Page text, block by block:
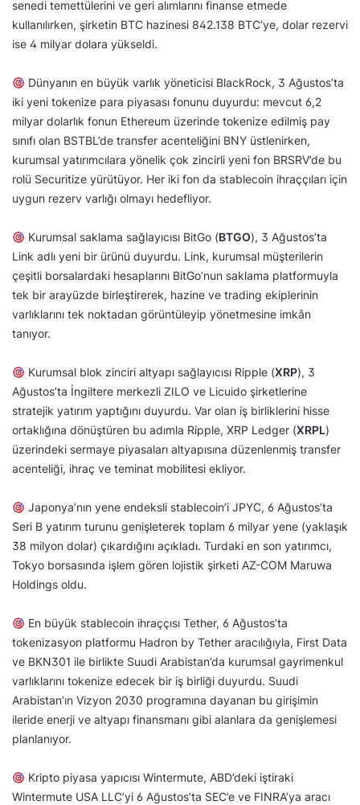
senedi temettülerini ve geri alımlarını finanse etmede
kullanılırken, şirketin BTC hazinesi 842.138 BTC’ye, dolar rezervi
ise 4 milyar dolara yükseldi.
Dünyanın en büyük varlık yöneticisi BlackRock, 3 Ağustos’ta
iki yeni tokenize para piyasası fonunu duyurdu: mevcut 6,2
milyar dolarlık fonun Ethereum üzerinde tokenize edilmiş pay
sınıfı olan BSTBL’de transfer acenteliğini BNY üstlenirken,
kurumsal yatırımcılara yönelik çok zincirli yeni fon BRSRV’de bu
rolü Securitize yürütüyor. Her iki fon da stablecoin ihraççıları için
uygun rezerv varlığı olmayı hedefliyor.
Kurumsal saklama sağlayıcısı BitGo (BTGO), 3 Ağustos’ta
Link adlı yeni bir ürünü duyurdu. Link, kurumsal müşterilerin
çeşitli borsalardaki hesaplarını BitGo’nun saklama platformuyla
tek bir arayüzde birleştirerek, hazine ve trading ekiplerinin
varlıklarını tek noktadan görüntüleyip yönetmesine imkân
tanıyor.
Kurumsal blok zinciri altyapı sağlayıcısı Ripple (XRP), 3
Ağustos’ta İngiltere merkezli ZILO ve Licuido şirketlerine
stratejik yatırım yaptığını duyurdu. Var olan iş birliklerini hisse
ortaklığına dönüştüren bu adımla Ripple, XRP Ledger (XRPL)
üzerindeki sermaye piyasaları altyapısına düzenlenmiş transfer
acenteliği, ihraç ve teminat mobilitesi ekliyor.
Japonya’nın yene endeksli stablecoin’i JPYC, 6 Ağustos’ta
Seri B yatırım turunu genişleterek toplam 6 milyar yene (yaklaşık
38 milyon dolar) çıkardığını açıkladı. Turdaki en son yatırımcı,
Tokyo borsasında işlem gören lojistik şirketi AZ-COM Maruwa
Holdings oldu.
En büyük stablecoin ihraççısı Tether, 6 Ağustos’ta
tokenizasyon platformu Hadron by Tether aracılığıyla, First Data
ve BKN301 ile birlikte Suudi Arabistan’da kurumsal gayrimenkul
varlıklarını tokenize edecek bir iş birliği duyurdu. Suudi
Arabistan’ın Vizyon 2030 programına dayanan bu girişimin
ileride enerji ve altyapı finansmanı gibi alanlara da genişlemesi
planlanıyor.
Kripto piyasa yapıcısı Wintermute, ABD’deki iştiraki
Wintermute USA LLC’yi 6 Ağustos’ta SEC’e ve FINRA’ya aracı